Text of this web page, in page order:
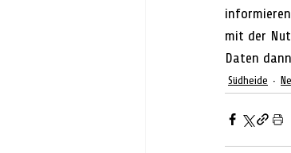
mit der
Daten
Südheide